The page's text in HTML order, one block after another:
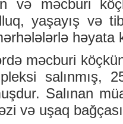
və məcburi
yaşayış və
həyata
məcburi
salınmış,
Salınan
və uşaq